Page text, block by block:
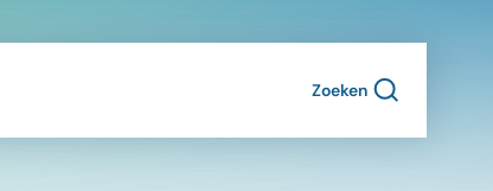
Zoeken